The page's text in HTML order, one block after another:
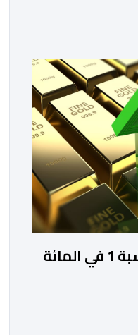
العالم من الاطلاع
جهات المملكة،
[…]